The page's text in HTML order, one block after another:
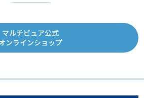
マルチピュア公式
ンラインショップ